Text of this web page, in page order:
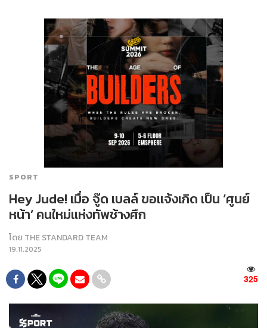
SPORT
Hey Jude! เมื่อ จู๊ด เบลล์ ขอแจ้งเกิด เป็น ‘ศูนย์
หน้า’ คนใหม่แห่งทัพช้างศึก
โดย THE STANDARD TEAM
19.11.2025
325